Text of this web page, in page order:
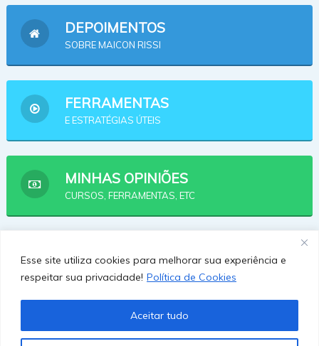
Esse site utiliza cookies para melhorar sua experiência e
respeitar sua privacidade! Política de Cookies
Aceitar tudo
DEPOIMENTOS
SOBRE MAICON RISSI
FERRAMENTAS
E ESTRATÉGIAS ÚTEIS
MINHAS OPINIÕES
CURSOS, FERRAMENTAS, ETC
AFILIADOS
OPÇÕES PRA SE AFILIAR